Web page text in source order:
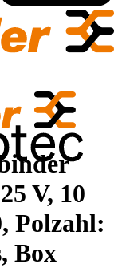
V, 10
Polzahl:
Box